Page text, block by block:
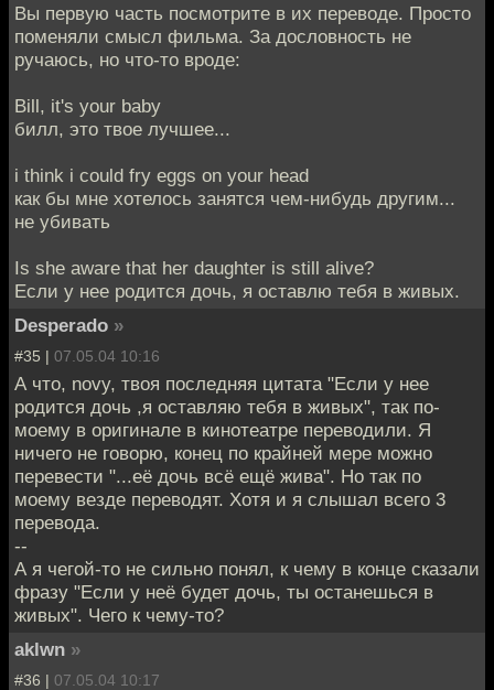
Вы первую часть посмотрите в их переводе. Просто
поменяли смысл фильма. За дословность не
ручаюсь, но что-то вроде:
Bill, it's your baby
билл, это твое лучшее...
i think i could fry eggs on your head
как бы мне хотелось занятся чем-нибудь другим...
не убивать
Is she aware that her daughter is still alive?
Если у нее родится дочь, я оставлю тебя в живых.
Desperado »
#35 | 07.05.04 10:16
А что, novy, твоя последняя цитата "Если у нее
родится дочь ,я оставляю тебя в живых", так по-
моему в оригинале в кинотеатре переводили. Я
ничего не говорю, конец по крайней мере можно
перевести "...её дочь всё ещё жива". Но так по
моему везде переводят. Хотя и я слышал всего 3
перевода.
--
А я чегой-то не сильно понял, к чему в конце сказали
фразу "Если у неё будет дочь, ты останешься в
живых". Чего к чему-то?
aklwn »
#36 | 07.05.04 10:17